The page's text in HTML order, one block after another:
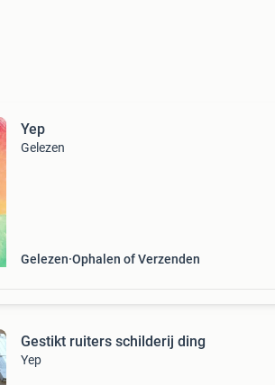
Yep
Gelezen
Gelezen Ophalen of Verzenden
Gestikt ruiters schilderij ding
Yep